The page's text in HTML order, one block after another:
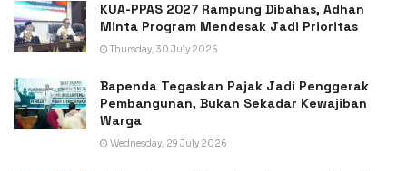
KUA-PPAS 2027 Rampung Dibahas, Adhan
Minta Program Mendesak Jadi Prioritas
Thursday, 30 July 2026
Bapenda Tegaskan Pajak Jadi Penggerak
Pembangunan, Bukan Sekadar Kewajiban
Warga
Wednesday, 29 July 2026